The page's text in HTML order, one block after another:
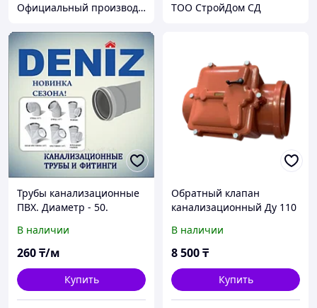
Официальный производитель и дистрибьютор пластиковых труб Deniz и оконного профиля Wuko TOO CтpoйДoм CД
Трубы канализационные
ПВХ. Диаметр - 50.
см)
В наличии
260₸/м
Купить
Обратный клапан
канализационный Ду 110
В наличии
8 500₸
Купить